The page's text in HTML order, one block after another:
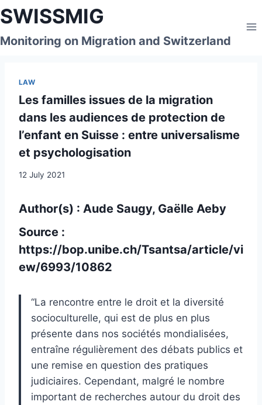
Skip
to
content
SWISSMIG
Monitoring on Migration and Switzerland
LAW
Les familles issues de la migration
dans les audiences de protection de
l’enfant en Suisse : entre universalisme
et psychologisation
12 July 2021
Author(s) : Aude Saugy, Gaëlle Aeby
Source :
https://bop.unibe.ch/Tsantsa/article/vi
ew/6993/10862
“La rencontre entre le droit et la diversité
socioculturelle, qui est de plus en plus
présente dans nos sociétés mondialisées,
entraîne régulièrement des débats publics et
une remise en question des pratiques
judiciaires. Cependant, malgré le nombre
important de recherches autour du droit des